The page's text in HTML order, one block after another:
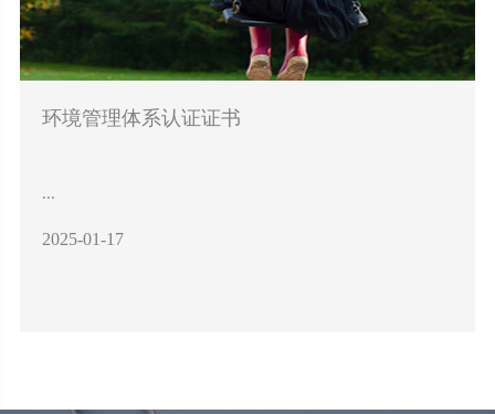
环境管理体系认证证书
...
2025-01-17